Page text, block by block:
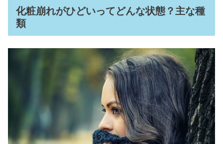
明光義塾はやめたほうがいい？料金が
高い口コミ＆ひどい評判は本当？
シリカ水のデメリット｜危険&怪し
い？飲んではいけない人も
水素水ブームが無くなった理由｜飲み
始めの症状＆化学式がありえない？
化粧崩れがひどいってどんな状態？主な種
類